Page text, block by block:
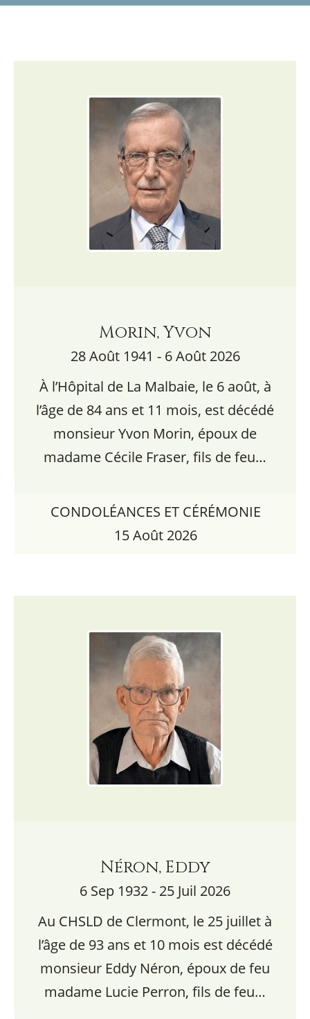
Morin, Yvon
28 Août 1941 - 6 Août 2026
À l’Hôpital de La Malbaie, le 6 août, à
l’âge de 84 ans et 11 mois, est décédé
monsieur Yvon Morin, époux de
madame Cécile Fraser, fils de feu…
CONDOLÉANCES ET CÉRÉMONIE
15 Août 2026
Néron, Eddy
6 Sep 1932 - 25 Juil 2026
Au CHSLD de Clermont, le 25 juillet à
l’âge de 93 ans et 10 mois est décédé
monsieur Eddy Néron, époux de feu
madame Lucie Perron, fils de feu…